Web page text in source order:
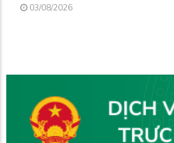
03/08/2026